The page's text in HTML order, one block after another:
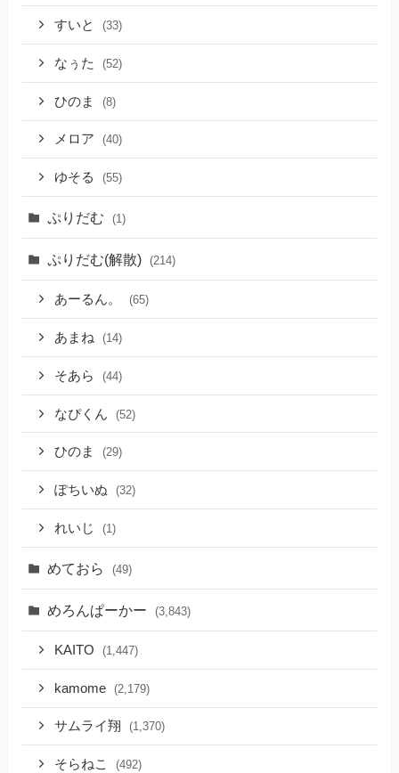
すいと (33)
なぅた (52)
ひのま (8)
メロア (40)
ゆそる (55)
ぷりだむ (1)
ぷりだむ(解散) (214)
あーるん。 (65)
あまね (14)
そあら (44)
なぴくん (52)
ひのま (29)
ぽちいぬ (32)
れいじ (1)
めておら (49)
めろんぱーかー (3,843)
KAITO (1,447)
kamome (2,179)
サムライ翔 (1,370)
そらねこ (492)